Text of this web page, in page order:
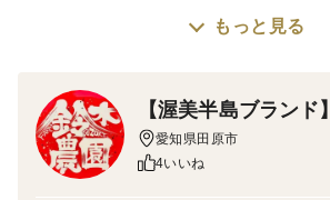
現在、品種指定の『桃太郎はるか』
ります。1年待ち2年待ちとなる前に
もっと見る
【渥美半島ブランド
愛知県田原市
4いいね